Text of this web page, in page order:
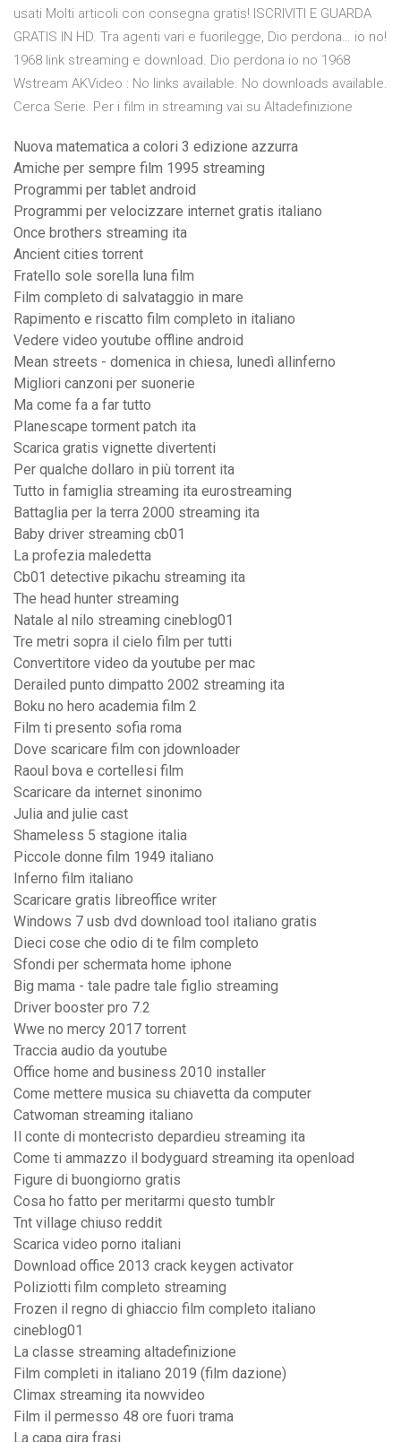
usati Molti articoli con consegna gratis! ISCRIVITI E GUARDA
GRATIS IN HD. Tra agenti vari e fuorilegge, Dio perdona… io no!
1968 link streaming e download. Dio perdona io no 1968
Wstream AKVideo : No links available. No downloads available.
Cerca Serie. Per i film in streaming vai su Altadefinizione
Nuova matematica a colori 3 edizione azzurra
Amiche per sempre film 1995 streaming
Programmi per tablet android
Programmi per velocizzare internet gratis italiano
Once brothers streaming ita
Ancient cities torrent
Fratello sole sorella luna film
Film completo di salvataggio in mare
Rapimento e riscatto film completo in italiano
Vedere video youtube offline android
Mean streets - domenica in chiesa, lunedì allinferno
Migliori canzoni per suonerie
Ma come fa a far tutto
Planescape torment patch ita
Scarica gratis vignette divertenti
Per qualche dollaro in più torrent ita
Tutto in famiglia streaming ita eurostreaming
Battaglia per la terra 2000 streaming ita
Baby driver streaming cb01
La profezia maledetta
Cb01 detective pikachu streaming ita
The head hunter streaming
Natale al nilo streaming cineblog01
Tre metri sopra il cielo film per tutti
Convertitore video da youtube per mac
Derailed punto dimpatto 2002 streaming ita
Boku no hero academia film 2
Film ti presento sofia roma
Dove scaricare film con jdownloader
Raoul bova e cortellesi film
Scaricare da internet sinonimo
Julia and julie cast
Shameless 5 stagione italia
Piccole donne film 1949 italiano
Inferno film italiano
Scaricare gratis libreoffice writer
Windows 7 usb dvd download tool italiano gratis
Dieci cose che odio di te film completo
Sfondi per schermata home iphone
Big mama - tale padre tale figlio streaming
Driver booster pro 7.2
Wwe no mercy 2017 torrent
Traccia audio da youtube
Office home and business 2010 installer
Come mettere musica su chiavetta da computer
Catwoman streaming italiano
Il conte di montecristo depardieu streaming ita
Come ti ammazzo il bodyguard streaming ita openload
Figure di buongiorno gratis
Cosa ho fatto per meritarmi questo tumblr
Tnt village chiuso reddit
Scarica video porno italiani
Download office 2013 crack keygen activator
Poliziotti film completo streaming
Frozen il regno di ghiaccio film completo italiano
cineblog01
La classe streaming altadefinizione
Film completi in italiano 2019 (film dazione)
Climax streaming ita nowvideo
Film il permesso 48 ore fuori trama
La capa gira frasi